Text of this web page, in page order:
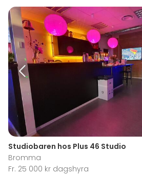
Studiobaren hos Plus 46 Studio
Bromma
Fr. 25 000 kr dagshyra